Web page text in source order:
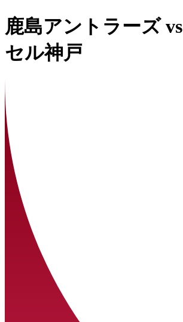
鹿島アントラーズvs
セル神戸